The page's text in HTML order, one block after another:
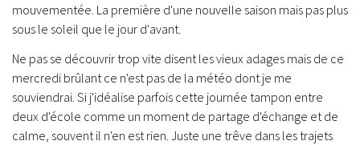
mouvementée. La première d'une nouvelle saison mais pas plus
sous le soleil que le jour d'avant.
Ne pas se découvrir trop vite disent les vieux adages mais de ce
mercredi brûlant ce n'est pas de la météo dont je me
souviendrai. Si j'idéalise parfois cette journée tampon entre
deux d'école comme un moment de partage d'échange et de
calme, souvent il n'en est rien. Juste une trêve dans les trajets